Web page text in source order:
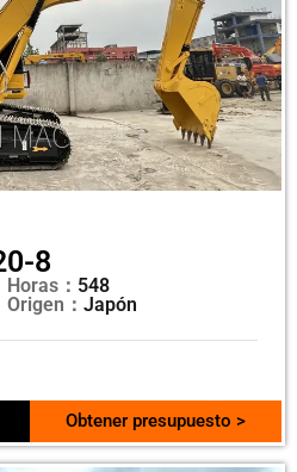
8
Horas： 548
Origen： Japón
Obtener presupuesto >